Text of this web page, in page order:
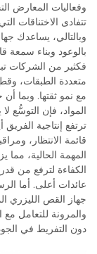
وفعاليات المعارض
تتفادى الاختناقات
وبالتالي، يساعدك
بالوعود وبناء سمعة
فكثير من الشركات
متعددة الطبقات،
مع نمو ثقتها. وبما
المواد، فإن التوسُّع
ترتفع إنتاجية
قائمة الانتظار،
المهمة الحالية، مما
الكفاءة لترفع من
عائدات أعلى. أما
جهاز القص الليزري
والمرونة للتعامل مع
دون التفريط في